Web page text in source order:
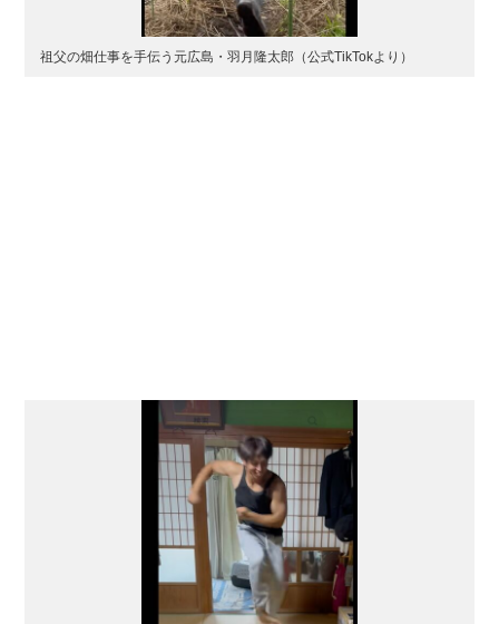
祖父の畑仕事を手伝う元広島・羽月隆太郎（公式TikTokより）